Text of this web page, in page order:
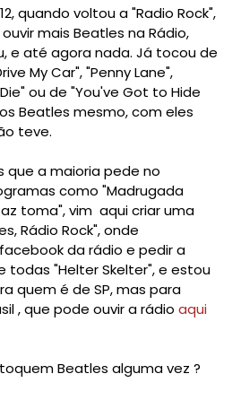
quando voltou a "Radio Rock",
mais Beatles na Rádio,
e até agora nada. Já tocou de
My Car", "Penny Lane",
ou de "You've Got to Hide
Beatles mesmo, com eles
teve.
que a maioria pede no
como "Madrugada
toma", vim aqui criar uma
Rádio Rock", onde
da rádio e pedir a
todas "Helter Skelter", e estou
quem é de SP, mas para
, que pode ouvir a rádio aqui
Beatles alguma vez ?